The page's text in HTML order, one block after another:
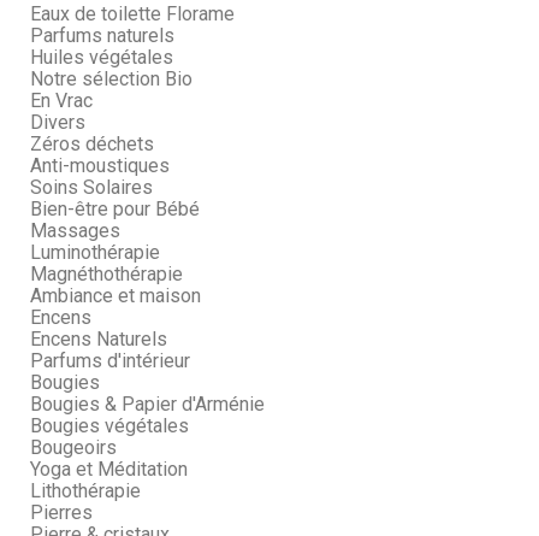
Eaux de toilette Florame
Parfums naturels
Huiles végétales
Notre sélection Bio
En Vrac
Divers
Zéros déchets
Anti-moustiques
Soins Solaires
Bien-être pour Bébé
Massages
Luminothérapie
Magnéthothérapie
Ambiance et maison
Encens
Encens Naturels
Parfums d'intérieur
Bougies
Bougies & Papier d'Arménie
Bougies végétales
Bougeoirs
Yoga et Méditation
Lithothérapie
Pierres